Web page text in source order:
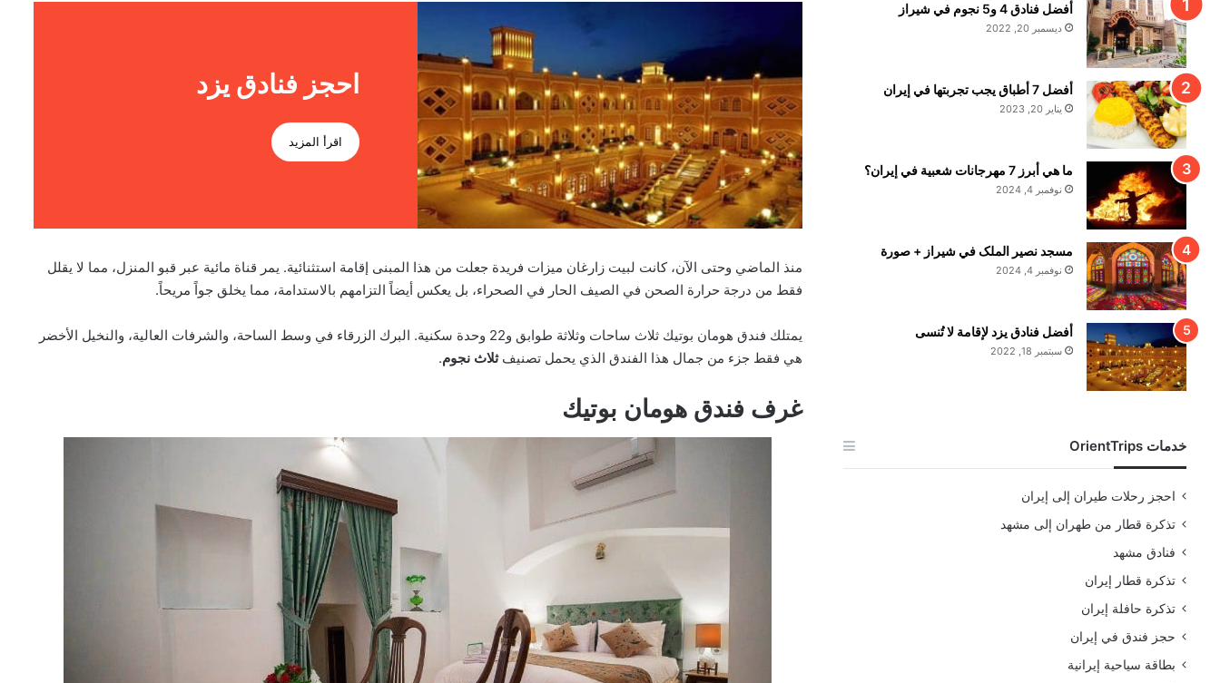
احجز فنادق يزد
اقرأ المزيد
منذ الماضي وحتى الآن، كانت لبيت زارغان ميزات فريدة جعلت من هذا المبنى إقامة استثنائية. يمر قناة مائية عبر قبو المنزل، مما لا يقلل
فقط من درجة حرارة الصحن في الصيف الحار في الصحراء، بل يعكس أيضاً التزامهم بالاستدامة، مما يخلق جواً مريحاً.
يمتلك فندق هومان بوتيك ثلاث ساحات وثلاثة طوابق و22 وحدة سكنية. البرك الزرقاء في وسط الساحة، والشرفات العالية، والنخيل الأخضر
هي فقط جزء من جمال هذا الفندق الذي يحمل تصنيف ثلاث نجوم.
غرف فندق هومان بوتيك
أفضل فنادق 4 و5 نجوم في شيراز
ديسمبر 20, 2022
أفضل 7 أطباق يجب تجربتها في إيران
يناير 20, 2023
ما هي أبرز 7 مهرجانات شعبية في إيران؟
نوفمبر 4, 2024
مسجد نصير الملک في شيراز + صورة
نوفمبر 4, 2024
أفضل فنادق يزد لإقامة لا تُنسى
سبتمبر 18, 2022
خدمات OrientTrips
احجز رحلات طيران إلى إيران
تذكرة قطار من طهران إلى مشهد
فنادق مشهد
تذكرة قطار إيران
تذكرة حافلة إيران
حجز فندق في إيران
بطاقة سياحية إيرانية